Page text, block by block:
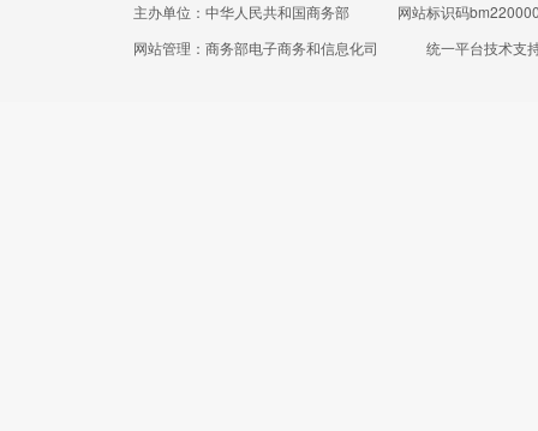
主办单位：中华人民共和国商务部
网站标识码
网站管理：商务部电子商务和信息化司
统一平台技术支